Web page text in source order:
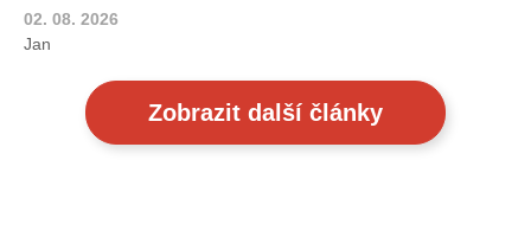
02. 08. 2026
Jan
Zobrazit další články